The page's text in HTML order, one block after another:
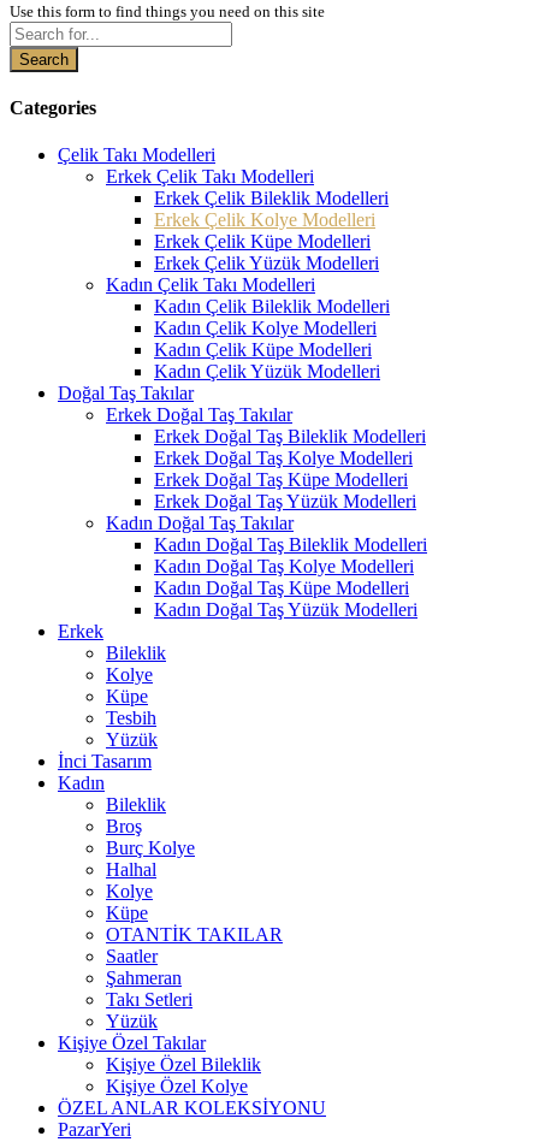
Use this form to find things you need on this site
Search
Categories
Çelik Takı Modelleri
Erkek Çelik Takı Modelleri
Erkek Çelik Bileklik Modelleri
Erkek Çelik Kolye Modelleri
Erkek Çelik Küpe Modelleri
Erkek Çelik Yüzük Modelleri
Kadın Çelik Takı Modelleri
Kadın Çelik Bileklik Modelleri
Kadın Çelik Kolye Modelleri
Kadın Çelik Küpe Modelleri
Kadın Çelik Yüzük Modelleri
Doğal Taş Takılar
Erkek Doğal Taş Takılar
Erkek Doğal Taş Bileklik Modelleri
Erkek Doğal Taş Kolye Modelleri
Erkek Doğal Taş Küpe Modelleri
Erkek Doğal Taş Yüzük Modelleri
Kadın Doğal Taş Takılar
Kadın Doğal Taş Bileklik Modelleri
Kadın Doğal Taş Kolye Modelleri
Kadın Doğal Taş Küpe Modelleri
Kadın Doğal Taş Yüzük Modelleri
Erkek
Bileklik
Kolye
Küpe
Tesbih
Yüzük
İnci Tasarım
Kadın
Bileklik
Broş
Burç Kolye
Halhal
Kolye
Küpe
OTANTİK TAKILAR
Saatler
Şahmeran
Takı Setleri
Yüzük
Kişiye Özel Takılar
Kişiye Özel Bileklik
Kişiye Özel Kolye
ÖZEL ANLAR KOLEKSİYONU
PazarYeri